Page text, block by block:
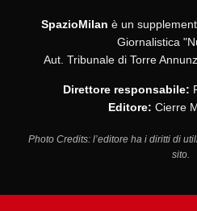
SpazioMilan è un
Giornalistica
Aut. Tribunale di Torre
Direttore responsabile:
Editore: Cierre
Photo Credits: l’editore ha i diritti di
sito.